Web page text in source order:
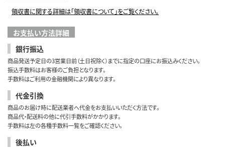
領収書に関する詳細は「領収書について」をご覧ください。
お支払い方法詳細
銀行振込
商品発送予定日の3営業日前（土日祝除く）までに指定の口座にお振込みください。
振込手数料はお客様のご負担となります。
手数料はご利用の金融機関により異なります。
代金引換
商品のお届け時に配送業者へ代金をお支払いいただく方法です。
商品代・配送料の他に代引手数料がかかります。
手数料は左の各種手数料一覧をご確認ください。
後払い